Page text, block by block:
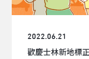
2022.06.21
歡慶士林新地標